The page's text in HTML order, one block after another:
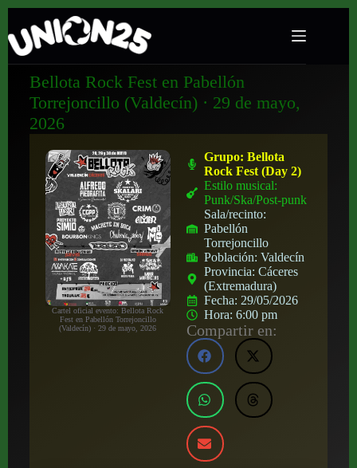
Bellota Rock Fest en Pabellón
Torrejoncillo (Valdecín) · 29 de mayo,
2026
Cartel oficial evento: Bellota Rock
Fest en Pabellón Torrejoncillo
(Valdecín) · 29 de mayo, 2026
Grupo:Bellota
Rock Fest (Day 2)
Estilo musical:
Punk/Ska/Post-punk
Sala/recinto:
Pabellón
Torrejoncillo
Población:Valdecín
Provincia:Cáceres
(Extremadura)
Fecha: 29/05/2026
Hora:6:00 pm
Compartir en: